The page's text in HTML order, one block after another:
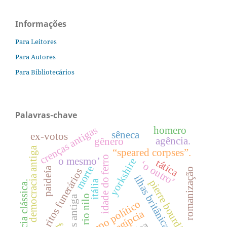
Informações
Para Leitores
Para Autores
Para Bibliotecários
Palavras-chave
ritos funerários idade do ferro ilhas britânicas
yorkshire
“speared corpses”.
o mesmo’ ‘o outro’
morte
crenças antigas
pierre bourdieu
democracia antiga
grécia clássica. romanização
ex-votos
itália
agência.
paideía tática
gênero
rio nilo
sêneca homero